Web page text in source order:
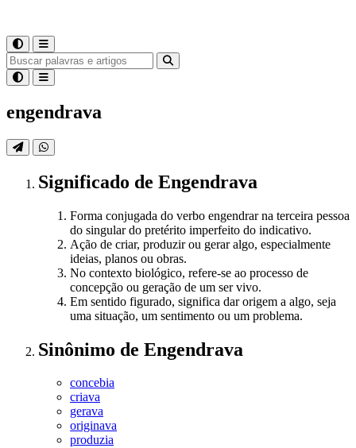
engendrava
Significado de Engendrava
Forma conjugada do verbo engendrar na terceira pessoa
do singular do pretérito imperfeito do indicativo.
Ação de criar, produzir ou gerar algo, especialmente
ideias, planos ou obras.
No contexto biológico, refere-se ao processo de
concepção ou geração de um ser vivo.
Em sentido figurado, significa dar origem a algo, seja
uma situação, um sentimento ou um problema.
Sinônimo de Engendrava
concebia
criava
gerava
originava
produzia